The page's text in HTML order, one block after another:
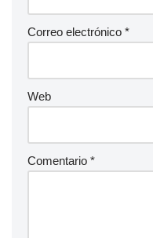
Correo electrónico *
Web
Comentario *